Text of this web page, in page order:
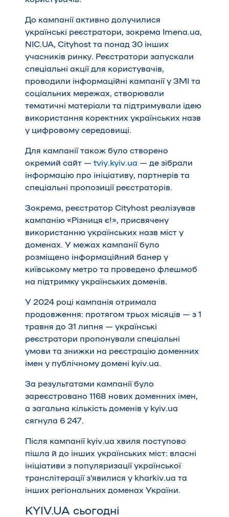
До кампанії активно долучилися
українські реєстратори, зокрема Imena.ua,
NIC.UA, Cityhost та понад 30 інших
учасників ринку. Реєстратори запускали
спеціальні акції для користувачів,
проводили інформаційні кампанії у ЗМІ та
соціальних мережах, створювали
тематичні матеріали та підтримували ідею
використання коректних українських назв
у цифровому середовищі.
Для кампанії також було створено
окремий сайт —tviy.kyiv.ua — де зібрали
інформацію про ініціативу, партнерів та
спеціальні пропозиції реєстраторів.
Зокрема, реєстратор Cityhost реалізував
кампанію «Різниця є!», присвячену
використанню українських назв міст у
доменах. У межах кампанії було
розміщено інформаційний банер у
київському метро та проведено флешмоб
на підтримку українських доменів.
У 2024 році кампанія отримала
продовження: протягом трьох місяців — з 1
травня до 31 липня — українські
реєстратори пропонували спеціальні
умови та знижки на реєстрацію доменних
імен у публічному домені kyiv.ua.
За результатами кампанії було
зареєстровано 1168 нових доменних імен,
а загальна кількість доменів у kyiv.ua
сягнула 6 247.
Після кампанії kyiv.ua хвиля поступово
пішла й до інших українських міст: власні
ініціативи з популяризації української
транслітерації з’явилися у kharkiv.ua та
інших регіональних доменах України.
KYIV.UA сьогодні